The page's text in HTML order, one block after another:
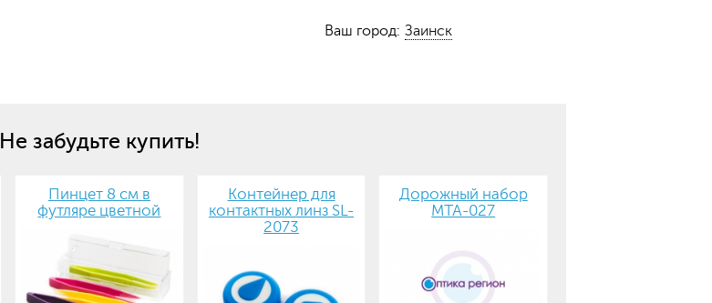
Ваш город: Заинск
Не забудьте купить!
Пинцет 8 см в
футляре цветной
Контейнер для
контактных линз SL-
2073
Дорожный набор
MTA-027